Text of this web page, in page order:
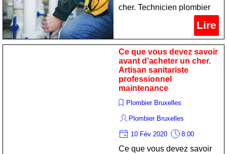
cher. Technicien plombier
Lire
Ce que vous devez savoir
avant d’acheter un cher.
Artisan sanitariste
professionnel
maintenance
Plombier Bruxelles
Plombier Bruxelles
10 Fév 2020 8:00
Ce que vous devez savoir